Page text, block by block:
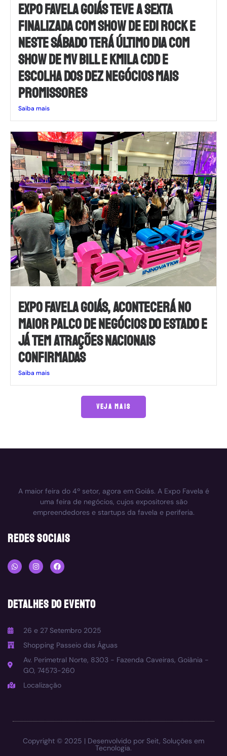
EXPO FAVELA GOIÁS TEVE A SEXTA
FINALIZADA COM SHOW DE EDI ROCK E
NESTE SÁBADO TERÁ ÚLTIMO DIA COM
SHOW DE MV BILL E KMILA CDD E
ESCOLHA DOS DEZ NEGÓCIOS MAIS
PROMISSORES
Saiba mais
EXPO FAVELA GOIÁS, ACONTECERÁ NO
MAIOR PALCO DE NEGÓCIOS DO ESTADO E
JÁ TEM ATRAÇÕES NACIONAIS
CONFIRMADAS
Saiba mais
VEJA MAIS
A maior feira do 4º setor, agora em Goiás. A Expo Favela é
uma feira de negócios, cujos expositores são
empreendedores e startups da favela e periferia.
redes sociais
DETALHES DO EVENTO
26 e 27 Setembro 2025
Shopping Passeio das Águas
Av. Perimetral Norte, 8303 - Fazenda Caveiras, Goiânia -
GO, 74573-260
Localização
Copyright © 2025 | Desenvolvido por Seit, Soluções em
Tecnologia.